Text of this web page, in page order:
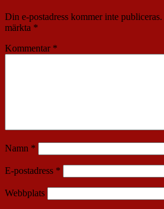
Din e-postadress kommer inte publiceras.
märkta *
Kommentar *
Namn *
E-postadress *
Webbplats